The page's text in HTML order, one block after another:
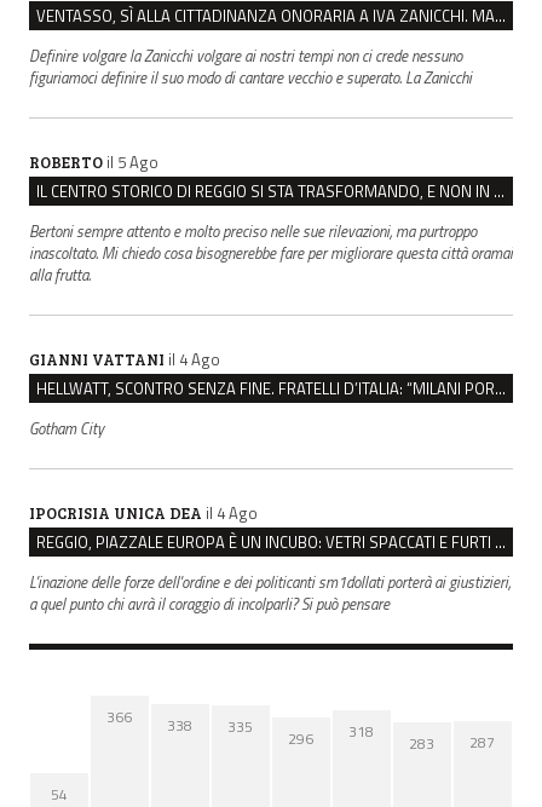
VENTASSO, SÌ ALLA CITTADINANZA ONORARIA A IVA ZANICCHI. MA BARGIACCHI: “È DI PESSIMO GUSTO”
Definire volgare la Zanicchi volgare ai nostri tempi non ci crede nessuno
figuriamoci definire il suo modo di cantare vecchio e superato. La Zanicchi
ROBERTO il 5 Ago
IL CENTRO STORICO DI REGGIO SI STA TRASFORMANDO, E NON IN MEGLIO
Bertoni sempre attento e molto preciso nelle sue rilevazioni, ma purtroppo
inascoltato. Mi chiedo cosa bisognerebbe fare per migliorare questa città oramai
alla frutta.
GIANNI VATTANI il 4 Ago
HELLWATT, SCONTRO SENZA FINE. FRATELLI D’ITALIA: “MILANI PORTA DOCUMENTI, DE FRANCO INSULTI”
Gotham City
IPOCRISIA UNICA DEA il 4 Ago
REGGIO, PIAZZALE EUROPA È UN INCUBO: VETRI SPACCATI E FURTI SULLE AUTO IN SOSTA
L'inazione delle forze dell'ordine e dei politicanti sm1dollati porterà ai giustizieri,
a quel punto chi avrà il coraggio di incolparli? Si può pensare
54
366 338 335
296 318 283 287